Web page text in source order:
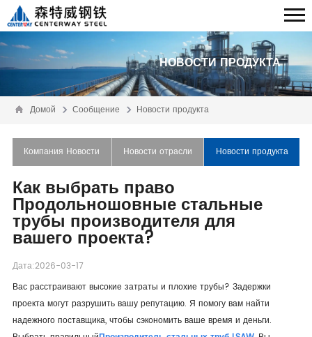
НОВОСТИ ПРОДУКТА
Домой Сообщение Новости продукта
Компания Новости Новости отрасли Новости продукта
Как выбрать право
Продольношовные стальные
трубы производителя для
вашего проекта?
Дата:2026-03-17
Вас расстраивают высокие затраты и плохие трубы? Задержки
проекта могут разрушить вашу репутацию. Я помогу вам найти
надежного поставщика, чтобы сэкономить ваше время и деньги.